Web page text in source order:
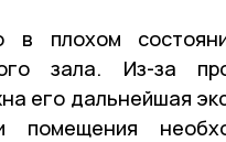
в плохом
зала. Из-за
его дальнейшая
помещения